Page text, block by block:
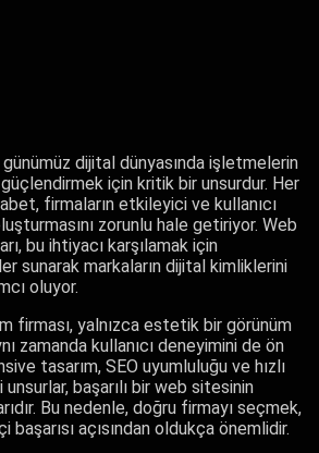
dijital dünyasında işletmelerin
güçlendirmek için kritik bir unsurdur. Her
firmaların etkileyici ve kullanıcı
zorunlu hale getiriyor. Web
bu ihtiyacı karşılamak için
sunarak markaların dijital kimliklerini
oluyor.
firması, yalnızca estetik bir görünüm
zamanda kullanıcı deneyimini de ön
tasarım, SEO uyumluluğu ve hızlı
başarılı bir web sitesinin
Bu nedenle, doğru firmayı seçmek,
açısından oldukça önemlidir.